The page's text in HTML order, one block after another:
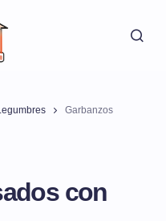
Garbanzos
con